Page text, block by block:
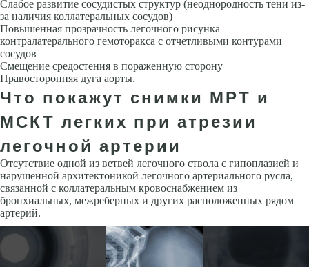
Слабое развитие сосудистых структур (неоднородность тени из-
за наличия коллатеральных сосудов)
Повы­шенная прозрачность легочного рисунка
контралатерального гемоторак­са с отчетливыми контурами
сосудов
Смещение средостения в пора­женную сторону
Правосторонняя дуга аорты.
Что покажут снимки МРТ и
МСКТ легких при атрезии
легочной артерии
Отсутствие одной из ветвей легочного ствола с гипоплазией и
нарушен­ной архитектоникой легочного артериального русла,
связанной с колла­теральным кровоснабжением из
бронхиальных, межреберных и других расположенных рядом
артерий.